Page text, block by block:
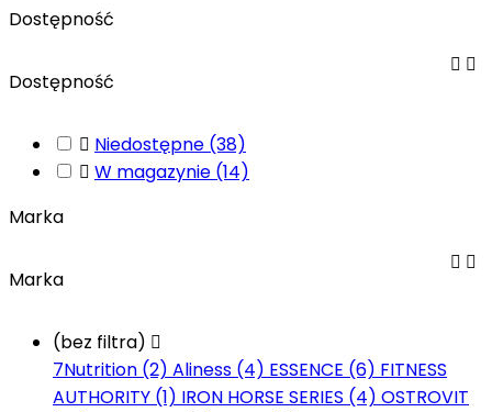
Dostępność
Dostępność
 
 Niedostępne (38)
 W magazynie (14)
Marka
Marka
 
(bez filtra) 
7Nutrition (2) Aliness (4) ESSENCE (6) FITNESS
AUTHORITY (1) IRON HORSE SERIES (4) OSTROVIT